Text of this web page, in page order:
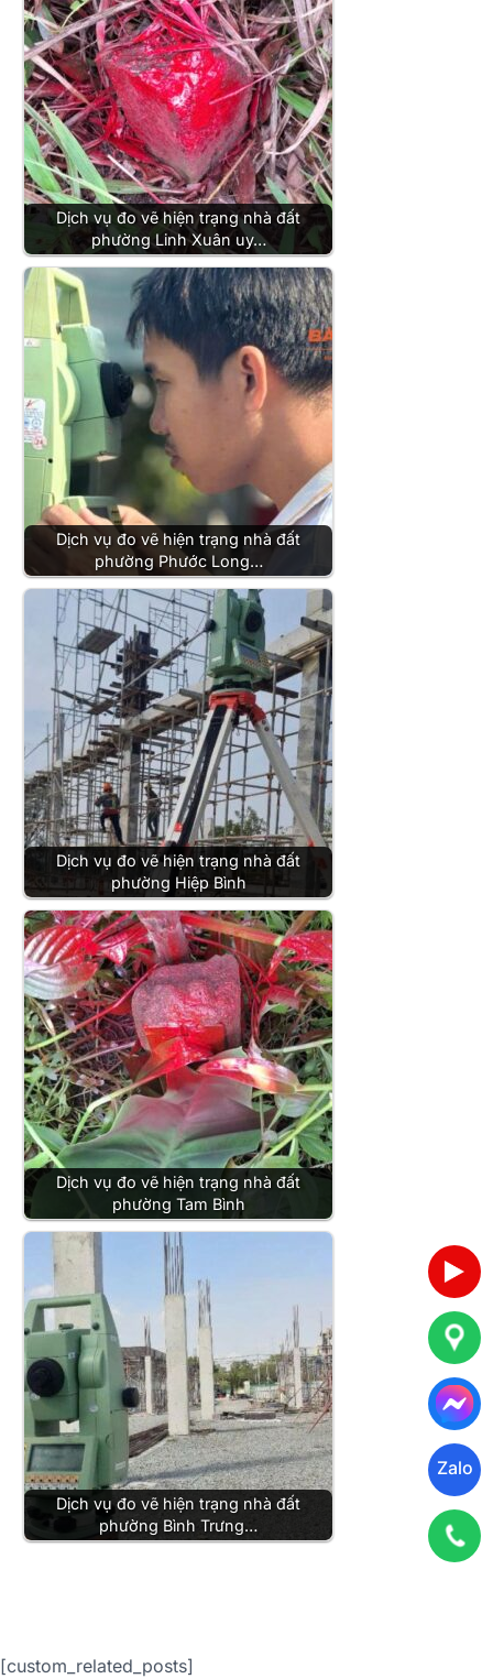
Dịch vụ đo vẽ hiện trạng nhà đất
phường Linh Xuân uy…
Dịch vụ đo vẽ hiện trạng nhà đất
phường Phước Long…
Dịch vụ đo vẽ hiện trạng nhà đất
phường Hiệp Bình
Dịch vụ đo vẽ hiện trạng nhà đất
phường Tam Bình
Dịch vụ đo vẽ hiện trạng nhà đất
phường Bình Trưng…
[custom_related_posts]
Zalo